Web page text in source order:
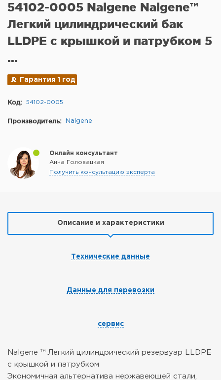
54102-0005 Nalgene Nalgene™
Легкий цилиндрический бак
LLDPE с крышкой и патрубком 5
...
Гарантия 1 год
Код: 54102-0005
Производитель: Nalgene
Онлайн консультант
Анна Головацкая
Получить консультацию эксперта
Описание и характеристики
Технические данные
Данные для перевозки
сервис
Nalgene ™ Легкий цилиндрический резервуар LLDPE
с крышкой и патрубком
Экономичная альтернатива нержавеющей стали,